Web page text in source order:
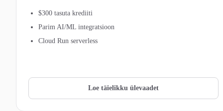
$300 tasuta krediiti
Parim AI/ML integratsioon
Cloud Run serverless
Loe täielikku ülevaadet